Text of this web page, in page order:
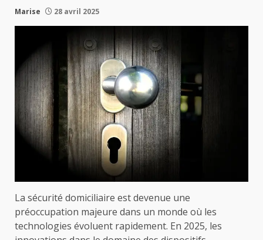
Marise 28 avril 2025
La sécurité domiciliaire est devenue une
préoccupation majeure dans un monde où les
technologies évoluent rapidement. En 2025, les